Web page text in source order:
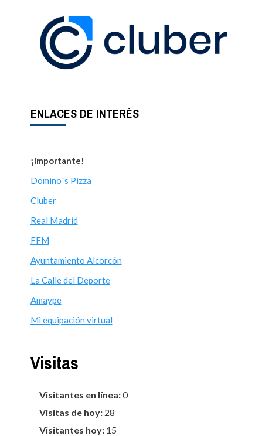
ENLACES DE INTERÉS
¡Importante!
Domino´s Pizza
Cluber
Real Madrid
FFM
Ayuntamiento Alcorcón
La Calle del Deporte
Amaype
Mi equipación virtual
Visitas
Visitantes en línea:0
Visitas de hoy: 28
Visitantes hoy: 15